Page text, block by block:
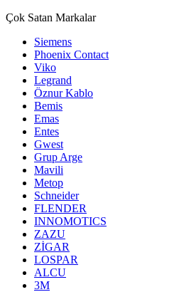
Çok Satan Markalar
Siemens
Phoenix Contact
Viko
Legrand
Öznur Kablo
Bemis
Emas
Entes
Gwest
Grup Arge
Mavili
Metop
Schneider
FLENDER
INNOMOTICS
ZAZU
ZİGAR
LOSPAR
ALCU
3M